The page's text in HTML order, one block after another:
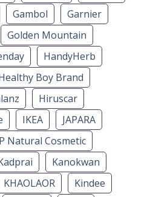
Gambol
Garnier
Golden Mountain
HandyHerb
Boy Brand
Hiruscar
IKEA
JAPARA
Natural Cosmetic
Kanokwan
KHAOLAOR
Kindee